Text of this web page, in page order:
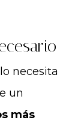
necesita
un
más